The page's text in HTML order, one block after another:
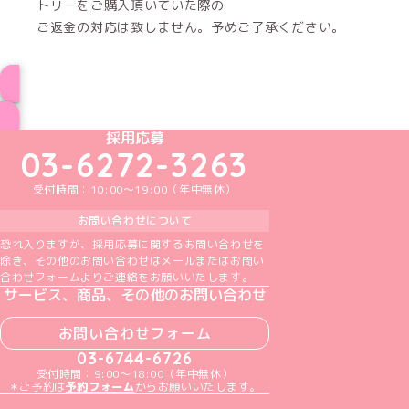
トリーをご購入頂いていた際の
ご返金の対応は致しません。予めご了承ください。
めいどりーみんTikTok公式アカウント
めいどりーみんX公式アカウント
めいどりーみんInstagram公式アカウント
めいどりーみんFacebook公式アカウン
めいどりーみんYouTube公式アカ
採用応募
03-6272-3263
受付時間：10:00～19:00（年中無休）
お問い合わせについて
恐れ入りますが、採用応募に関するお問い合わせを
除き、その他のお問い合わせはメールまたはお問い
合わせフォームよりご連絡をお願いいたします。
サービス、商品、その他のお問い合わせ
お問い合わせフォーム
03-6744-6726
受付時間：9:00～18:00（年中無休）
＊ご予約は予約フォームからお願いいたします。